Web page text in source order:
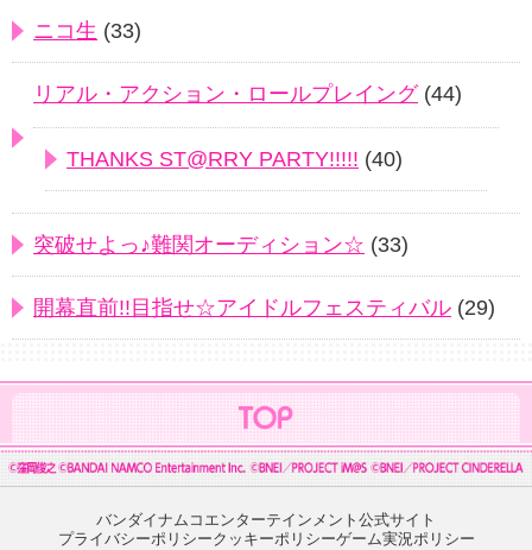
ニコ生 (33)
リアル・アクション・ロールプレイング(44)
THANKS ST@RRY PARTY!!!!! (40)
突破せよっ♪難関オーディション☆ (33)
開幕直前!!目指せ☆アイドルフェスティバル (29)
バンダイナムコエンターテインメント公式サイト
プライバシーポリシークッキーポリシーゲーム実況ポリシー